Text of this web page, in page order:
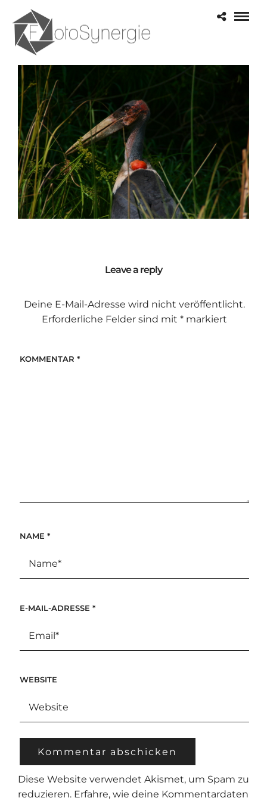
Leave a reply
Deine E-Mail-Adresse wird nicht veröffentlicht.
Erforderliche Felder sind mit *markiert
KOMMENTAR *
NAME *
E-MAIL-ADRESSE *
WEBSITE
Diese Website verwendet Akismet, um Spam zu
reduzieren. Erfahre, wie deine Kommentardaten